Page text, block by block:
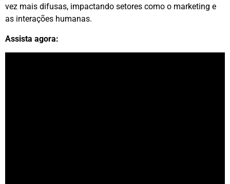
vez mais difusas, impactando setores como o marketing e
as interações humanas.
Assista agora: